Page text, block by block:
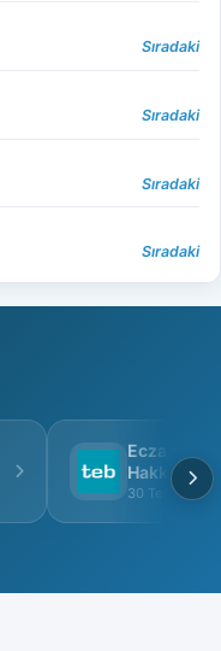
Sıradaki
Sıradaki
Sıradaki
Sıradaki
Eczacı
Hakkında
30 Tem 2026